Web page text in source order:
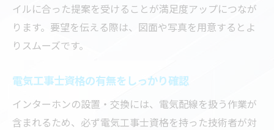
イルに合った提案を受けることが満足度アップにつなが
ります。要望を伝える際は、図面や写真を用意するとよ
りスムーズです。
電気工事士資格の有無をしっかり確認
インターホンの設置・交換には、電気配線を扱う作業が
含まれるため、必ず電気工事士資格を持った技術者が対